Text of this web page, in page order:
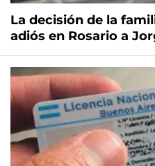
La decisión de la
adiós en Rosario a